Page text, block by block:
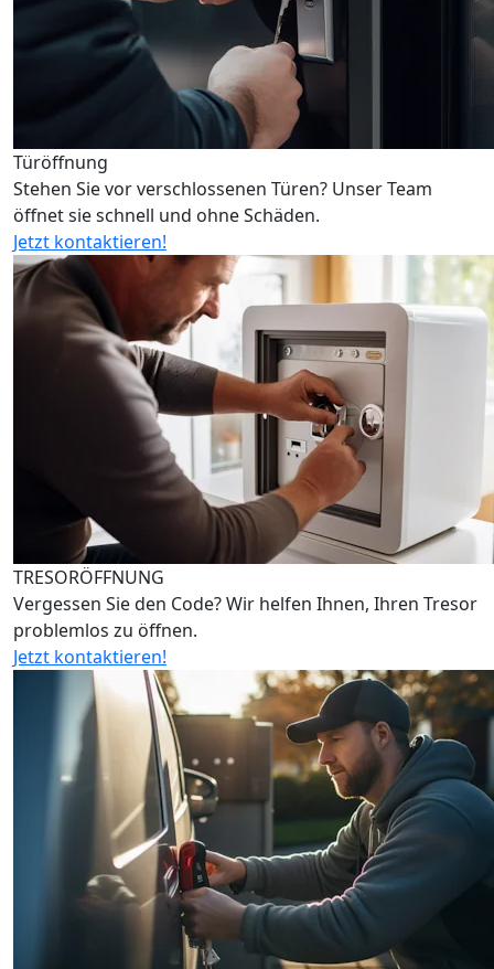
Türöffnung
Stehen Sie vor verschlossenen Türen? Unser Team
öffnet sie schnell und ohne Schäden.
Jetzt kontaktieren!
TRESORÖFFNUNG
Vergessen Sie den Code? Wir helfen Ihnen, Ihren Tresor
problemlos zu öffnen.
Jetzt kontaktieren!